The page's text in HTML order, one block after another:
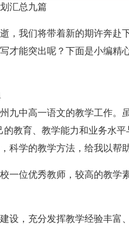
汇总九篇
，我们将带着新的期许奔赴
才能突出呢？下面是小编精
九中高一语文的教学工作。
的教育、教学能力和业务水
科学的教学方法，给我以帮
一位优秀教师，较高的教学
设，充分发挥教学经验丰富